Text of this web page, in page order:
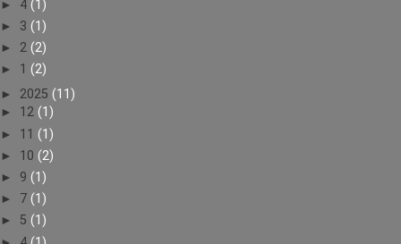
► 4 (1)
► 3 (1)
► 2 (2)
► 1 (2)
► 2025 (11)
► 12 (1)
► 11 (1)
► 10 (2)
► 9 (1)
► 7 (1)
► 5 (1)